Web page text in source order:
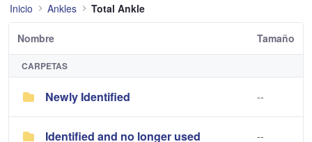
Inicio Ankles Total Ankle
Nombre Tamaño
CARPETAS
Newly Identified --
Identified and no longer used --